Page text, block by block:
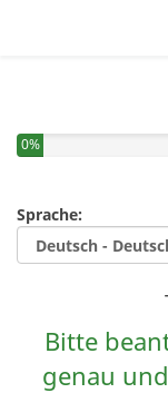
Sie haben 0%
0%
Sprache:
Bitte
genau